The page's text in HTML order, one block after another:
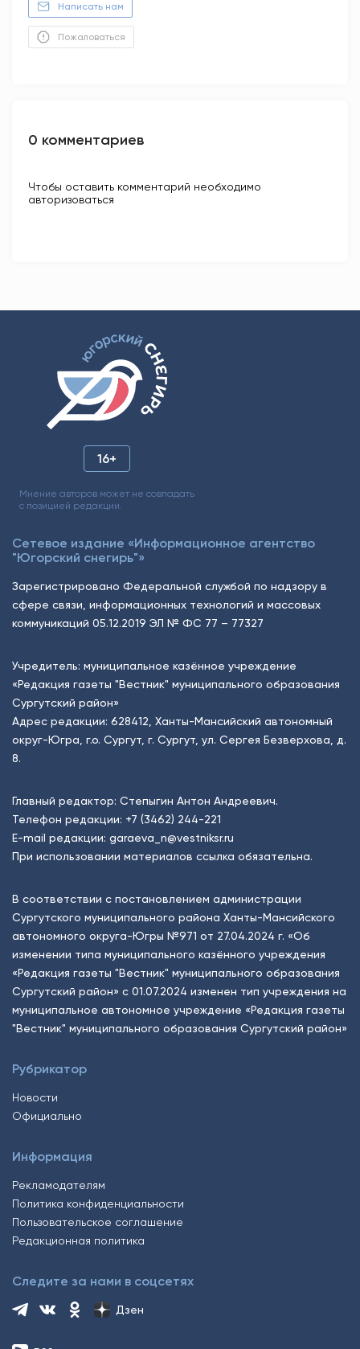
Написать нам
Пожаловаться
0 комментариев
Чтобы оставить комментарий необходимо
авторизоваться
16+
Мнение авторов может не совпадать
с позицией редакции.
Сетевое издание «Информационное агентство
"Югорский снегирь"»
Зарегистрировано Федеральной службой по надзору в
сфере связи, информационных технологий и массовых
коммуникаций 05.12.2019 ЭЛ № ФС 77 – 77327
Учредитель: муниципальное казённое учреждение
«Редакция газеты "Вестник" муниципального образования
Сургутский район»
Адрес редакции: 628412, Ханты-Мансийский автономный
округ-Югра, г.о. Сургут, г. Сургут, ул. Сергея Безверхова, д.
8.
Главный редактор: Степыгин Антон Андреевич.
Телефон редакции: +7 (3462) 244-221
E-mail редакции: garaeva_n@vestniksr.ru
При использовании материалов ссылка обязательна.
В соответствии с постановлением администрации
Сургутского муниципального района Ханты-Мансийского
автономного округа-Югры №971 от 27.04.2024 г. «Об
изменении типа муниципального казённого учреждения
«Редакция газеты "Вестник" муниципального образования
Сургутский район» с 01.07.2024 изменен тип учреждения на
муниципальное автономное учреждение «Редакция газеты
"Вестник" муниципального образования Сургутский район»
Рубрикатор
Новости
Официально
Информация
Рекламодателям
Политика конфиденциальности
Пользовательское соглашение
Редакционная политика
Следите за нами в соцсетях
Дзен